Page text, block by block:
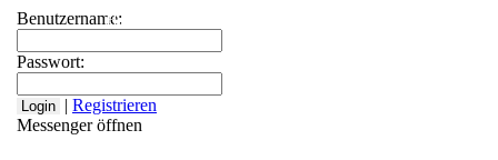
Home
Benutzername:
Passwort:
| Registrieren
Messenger öffnen